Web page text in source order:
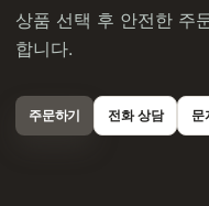
상품 선택 후 안전한 주
합니다.
주문하기 전화 상담 문